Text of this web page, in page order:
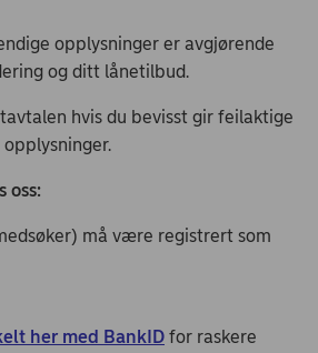
opplysninger er avgjørende
og ditt lånetilbud.
hvis du bevisst gir feilaktige
oss:
må være registrert som
her med BankID for raskere